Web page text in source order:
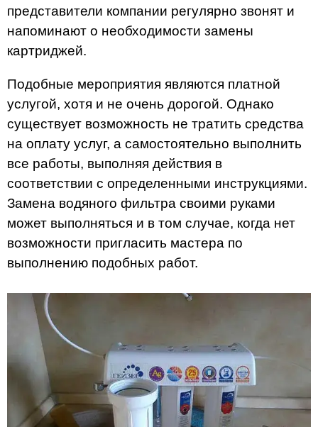
представители компании регулярно звонят и
напоминают о необходимости замены
картриджей.
Подобные мероприятия являются платной
услугой, хотя и не очень дорогой. Однако
существует возможность не тратить средства
на оплату услуг, а самостоятельно выполнить
все работы, выполняя действия в
соответствии с определенными инструкциями.
Замена водяного фильтра своими руками
может выполняться и в том случае, когда нет
возможности пригласить мастера по
выполнению подобных работ.